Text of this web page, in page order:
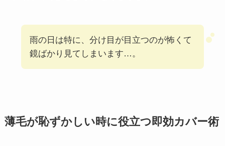
雨の日は特に、分け目が目立つのが怖くて
鏡ばかり見てしまいます…。
薄毛が恥ずかしい時に役立つ即効カバー術